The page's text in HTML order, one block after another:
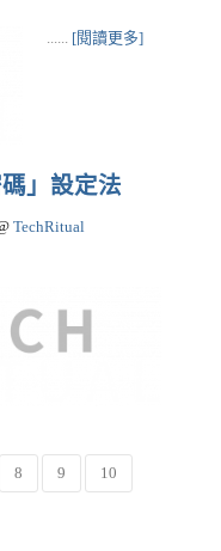
...... [閱讀更多]
」設定法
TechRitual
8 9 10